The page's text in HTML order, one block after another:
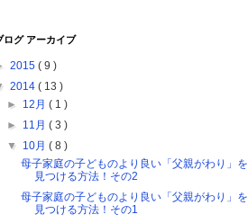
ログ アーカイブ
2015 ( 9 )
2014 ( 13 )
► 12月( 1 )
► 11月( 3 )
▼ 10月( 8 )
母子家庭の子どものより良い「父親がわり」を
見つける方法！その2
母子家庭の子どものより良い「父親がわり」を
見つける方法！その1